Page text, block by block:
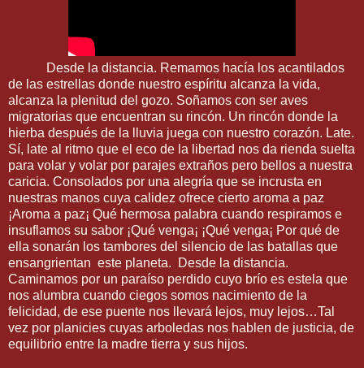
Desde la distancia. Remamos hacía los acantilados
de las estrellas donde nuestro espíritu alcanza la vida,
alcanza la plenitud del gozo. Soñamos con ser aves
migratorias que encuentran su rincón. Un rincón donde la
hierba después de la lluvia juega con nuestro corazón. Late.
Sí, late al ritmo que el eco de la libertad nos da rienda suelta
para volar y volar por parajes extraños pero bellos a nuestra
caricia. Consolados por una alegría que se incrusta en
nuestras manos cuya calidez ofrece cierto aroma a paz
¡Aroma a paz¡ Qué hermosa palabra cuando respiramos e
insuflamos su sabor ¡Qué venga¡ ¡Qué venga¡ Por qué de
ella sonarán los tambores del silencio de las batallas que
ensangrientan este planeta. Desde la distancia.
Caminamos por un paraíso perdido cuyo brío es estela que
nos alumbra cuando ciegos somos nacimiento de la
felicidad, de ese puente nos llevará lejos, muy lejos…Tal
vez por planicies cuyas arboledas nos hablen de justicia, de
equilibrio entre la madre tierra y sus hijos.